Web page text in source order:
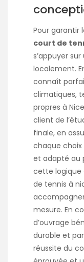
Pour garantir
court de
s’appuyer
localement.
connaît
climatiques,
propres à
client de
finale, en
chaque
et adapté au
cette logique
de tennis à
mesure. En
d’ouvrage
durable et
réussite du